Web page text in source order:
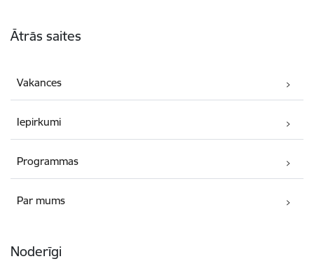
Ātrās saites
Vakances
Iepirkumi
Programmas
Par mums
Noderīgi